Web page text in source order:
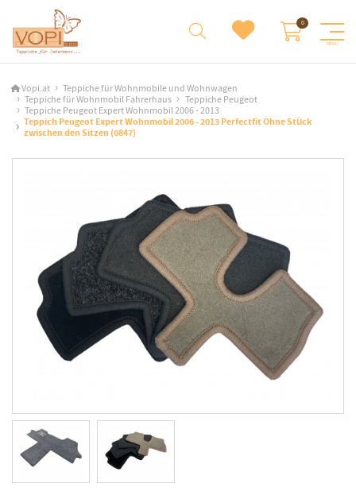
Vopi.at
Teppiche für Wohnmobile und Wohnwagen
Teppiche für Wohnmobil Fahrerhaus
Teppiche Peugeot
Teppiche Peugeot Expert Wohnmobil 2006 - 2013
Teppich Peugeot Expert Wohnmobil 2006 - 2013 Perfectfit Ohne Stück
zwischen den Sitzen (0847)